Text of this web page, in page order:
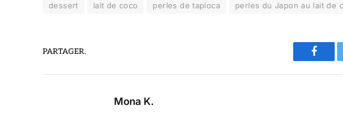
dessert lait de coco perles de tapioca perles du Japon au lait de
PARTAGER.
Mona K.